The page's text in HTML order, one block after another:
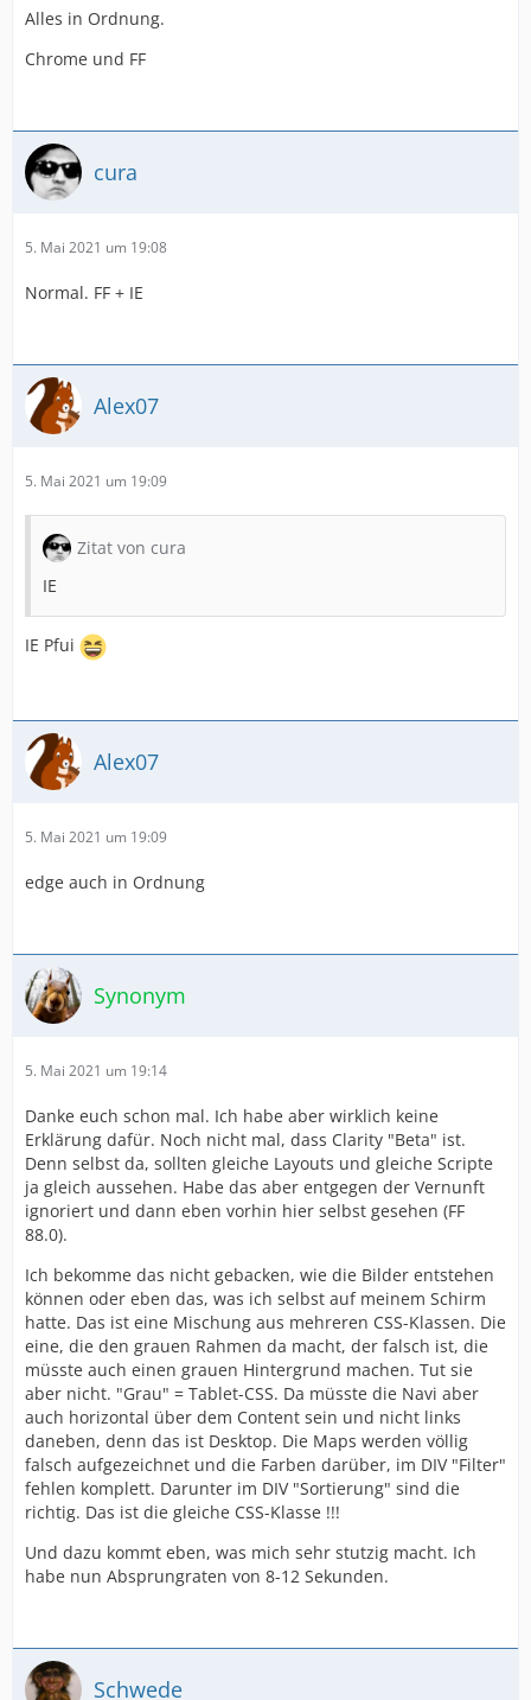
Alles in Ordnung.
Chrome und FF
cura
5. Mai 2021 um 19:08
Normal. FF + IE
Alex07
5. Mai 2021 um 19:09
Zitat von cura
IE
IE Pfui
Alex07
5. Mai 2021 um 19:09
edge auch in Ordnung
Synonym
5. Mai 2021 um 19:14
Danke euch schon mal. Ich habe aber wirklich keine
Erklärung dafür. Noch nicht mal, dass Clarity "Beta" ist.
Denn selbst da, sollten gleiche Layouts und gleiche Scripte
ja gleich aussehen. Habe das aber entgegen der Vernunft
ignoriert und dann eben vorhin hier selbst gesehen (FF
88.0).
Ich bekomme das nicht gebacken, wie die Bilder entstehen
können oder eben das, was ich selbst auf meinem Schirm
hatte. Das ist eine Mischung aus mehreren CSS-Klassen. Die
eine, die den grauen Rahmen da macht, der falsch ist, die
müsste auch einen grauen Hintergrund machen. Tut sie
aber nicht. "Grau" = Tablet-CSS. Da müsste die Navi aber
auch horizontal über dem Content sein und nicht links
daneben, denn das ist Desktop. Die Maps werden völlig
falsch aufgezeichnet und die Farben darüber, im DIV "Filter"
fehlen komplett. Darunter im DIV "Sortierung" sind die
richtig. Das ist die gleiche CSS-Klasse !!!
Und dazu kommt eben, was mich sehr stutzig macht. Ich
habe nun Absprungraten von 8-12 Sekunden.
Schwede